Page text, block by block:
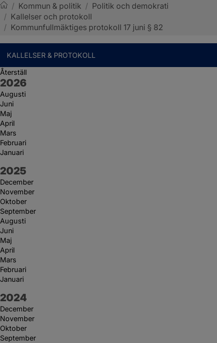
Sotenäs kommun
/ Kommun & politik / Politik och demokrati
/ Kallelser och protokoll
/ Kommunfullmäktiges protokoll 17 juni § 82
KALLELSER & PROTOKOLL
Återställ
År:
2026
Augusti
Juni
Maj
April
Mars
Februari
Januari
År:
2025
December
November
Oktober
September
Augusti
Juni
Maj
April
Mars
Februari
Januari
År:
2024
December
November
Oktober
September